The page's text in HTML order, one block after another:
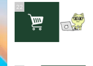
22